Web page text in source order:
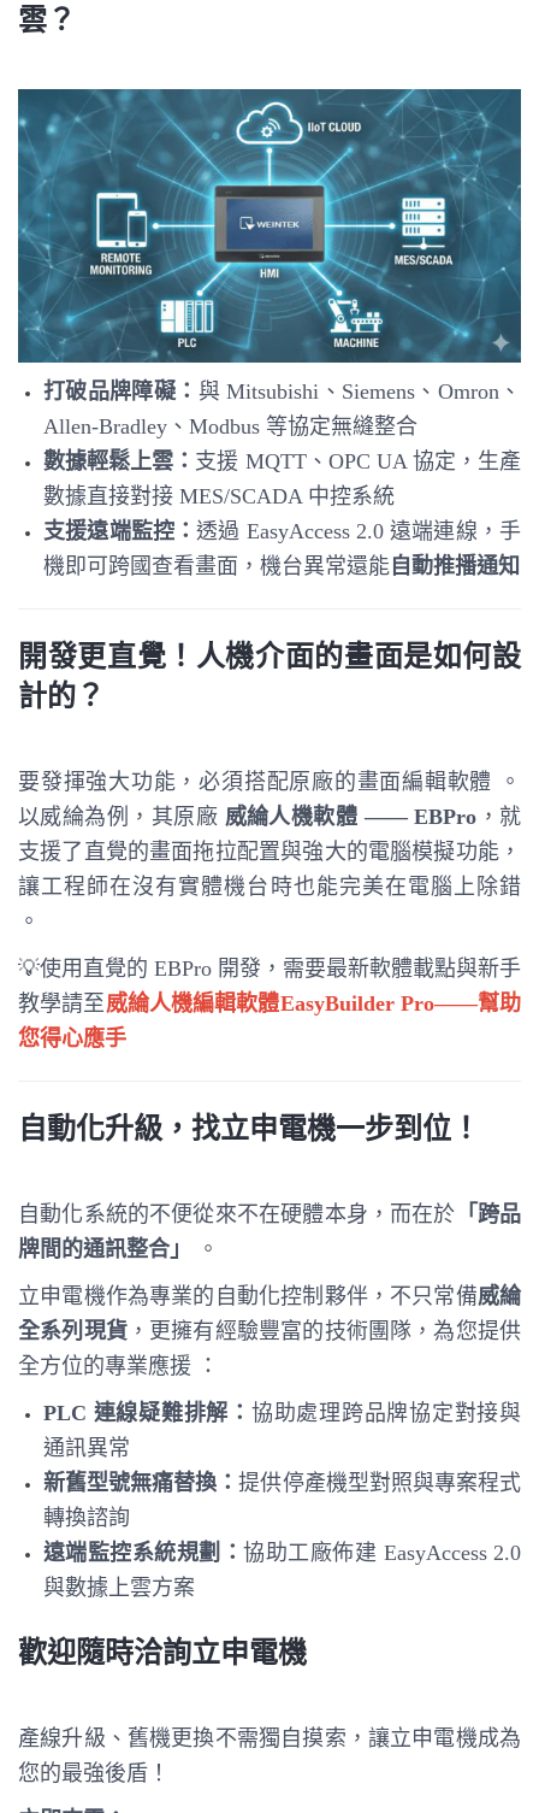
雲？
打破品牌障礙： 與 Mitsubishi、Siemens、Omron、
Allen-Bradley、Modbus 等協定無縫整合
數據輕鬆上雲： 支援 MQTT、OPC UA 協定，生產
數據直接對接 MES/SCADA 中控系統
支援遠端監控：透過 EasyAccess 2.0 遠端連線，手
機即可跨國查看畫面，機台異常還能 自動推播通知
開發更直覺！人機介面的畫面是如何設
計的？
要發揮強大功能，必須搭配原廠的畫面編輯軟體
。
以威綸為例，其原廠 威綸人機軟體 ——EBPro ，就
支援了直覺的畫面拖拉配置與強大的電腦模擬功能，
讓工程師在沒有實體機台時也能完美在電腦上除錯
。
💡使用直覺的 EBPro 開發，需要最新軟體載點與新手
教學請至威綸人機編輯軟體EasyBuilder Pro——幫助
您得心應手
自動化升級，找立申電機一步到位！
自動化系統的不便從來不在硬體本身，而在於 「跨品
牌間的通訊整合」
。
立申電機作為專業的自動化控制夥伴，不只常備威綸
全系列現貨，更擁有經驗豐富的技術團隊，為您提供
全方位的專業應援 ：
PLC 連線疑難排解： 協助處理跨品牌協定對接與
通訊異常
新舊型號無痛替換：提供停產機型對照與專案程式
轉換諮詢
遠端監控系統規劃：協助工廠佈建 EasyAccess 2.0
與數據上雲方案
歡迎隨時洽詢立申電機
產線升級、舊機更換不需獨自摸索，讓立申電機成為
您的最強後盾！